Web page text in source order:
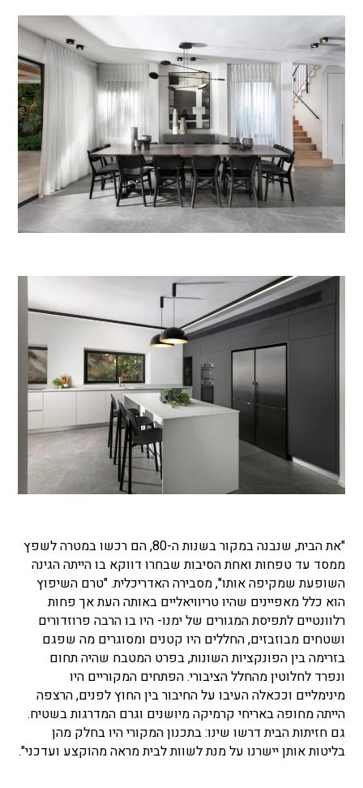
"את הבית, שנבנה במקור בשנות ה-80, הם רכשו במטרה לשפץ
ממסד עד טפחות ואחת הסיבות שבחרו דווקא בו הייתה הגינה
השופעת שמקיפה אותו", מסבירה האדריכלית. "טרם השיפוץ
הוא כלל מאפיינים שהיו טריוויאליים באותה העת אך פחות
רלוונטיים לתפיסת המגורים של ימנו- היו בו הרבה פרוזדורים
ושטחים מבוזבזים, החללים היו קטנים ומסוגרים מה שפגם
בזרימה בין הפונקציות השונות, בפרט המטבח שהיה תחום
ונפרד לחלוטין מהחלל הציבורי. הפתחים המקוריים היו
מינימליים וככאלה העיבו על החיבור בין החוץ לפנים, הרצפה
הייתה מחופה באריחי קרמיקה מיושנים וגרם המדרגות בשטיח.
גם חזיתות הבית דרשו שינו: בתכנון המקורי היו בחלק מהן
בליטות אותן יישרנו על מנת לשוות לבית מראה מהוקצע ועדכני".